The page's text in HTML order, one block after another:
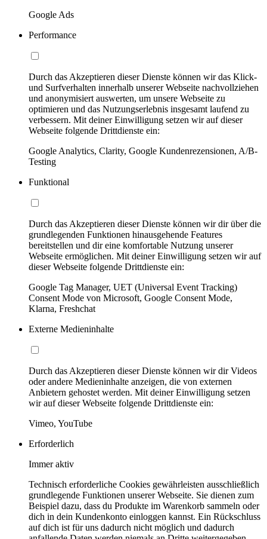
Google Ads
Performance
Durch das Akzeptieren dieser Dienste können wir das Klick-
und Surfverhalten innerhalb unserer Webseite nachvollziehen
und anonymisiert auswerten, um unsere Webseite zu
optimieren und das Nutzungserlebnis insgesamt laufend zu
verbessern. Mit deiner Einwilligung setzen wir auf dieser
Webseite folgende Drittdienste ein:
Google Analytics, Clarity, Google Kundenrezensionen, A/B-
Testing
Funktional
Durch das Akzeptieren dieser Dienste können wir dir über die
grundlegenden Funktionen hinausgehende Features
bereitstellen und dir eine komfortable Nutzung unserer
Webseite ermöglichen. Mit deiner Einwilligung setzen wir auf
dieser Webseite folgende Drittdienste ein:
Google Tag Manager, UET (Universal Event Tracking)
Consent Mode von Microsoft, Google Consent Mode,
Klarna, Freshchat
Externe Medieninhalte
Durch das Akzeptieren dieser Dienste können wir dir Videos
oder andere Medieninhalte anzeigen, die von externen
Anbietern gehostet werden. Mit deiner Einwilligung setzen
wir auf dieser Webseite folgende Drittdienste ein:
Vimeo, YouTube
Erforderlich
Immer aktiv
Technisch erforderliche Cookies gewährleisten ausschließlich
grundlegende Funktionen unserer Webseite. Sie dienen zum
Beispiel dazu, dass du Produkte im Warenkorb sammeln oder
dich in dein Kundenkonto einloggen kannst. Ein Rückschluss
auf dich ist für uns dadurch nicht möglich und dadurch